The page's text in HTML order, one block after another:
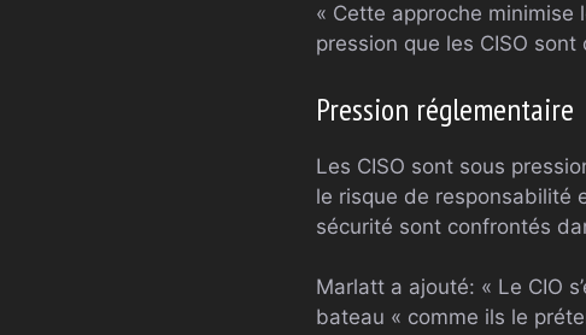
« Cette approche
pression que les CISO
Pression réglementaire
Les CISO sont sous
le risque de responsabilité
sécurité sont confrontés
Marlatt a ajouté: « Le CIO
bateau « comme ils le